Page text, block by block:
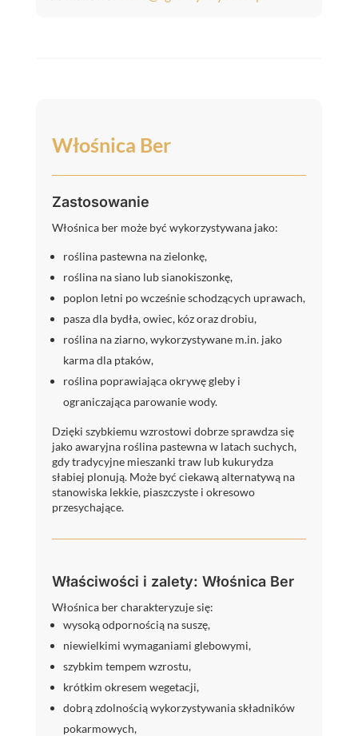
Włośnica Ber
Zastosowanie
Włośnica ber może być wykorzystywana jako:
roślina pastewna na zielonkę,
roślina na siano lub sianokiszonkę,
poplon letni po wcześnie schodzących uprawach,
pasza dla bydła, owiec, kóz oraz drobiu,
roślina na ziarno, wykorzystywane m.in. jako
karma dla ptaków,
roślina poprawiająca okrywę gleby i
ograniczająca parowanie wody.
Dzięki szybkiemu wzrostowi dobrze sprawdza się
jako awaryjna roślina pastewna w latach suchych,
gdy tradycyjne mieszanki traw lub kukurydza
słabiej plonują. Może być ciekawą alternatywą na
stanowiska lekkie, piaszczyste i okresowo
przesychające.
Właściwości i zalety: Włośnica Ber
Włośnica ber charakteryzuje się:
wysoką odpornością na suszę,
niewielkimi wymaganiami glebowymi,
szybkim tempem wzrostu,
krótkim okresem wegetacji,
dobrą zdolnością wykorzystywania składników
pokarmowych,